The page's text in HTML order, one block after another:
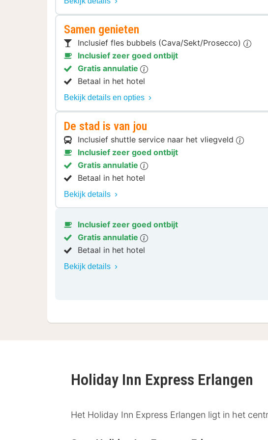
Samen genieten
Inclusief fles bubbels (Cava/Sekt/Prosecco)
Inclusief zeer goed ontbijt
Gratis annulatie
Betaal in het hotel
Bekijk details en opties
De stad is van jou
Inclusief shuttle service naar het vliegveld
Inclusief zeer goed ontbijt
Gratis annulatie
Betaal in het hotel
Bekijk details
Inclusief zeer goed ontbijt
Gratis annulatie
Betaal in het hotel
Bekijk details
Holiday Inn Express Erlangen
Het Holiday Inn Express Erlangen ligt in het